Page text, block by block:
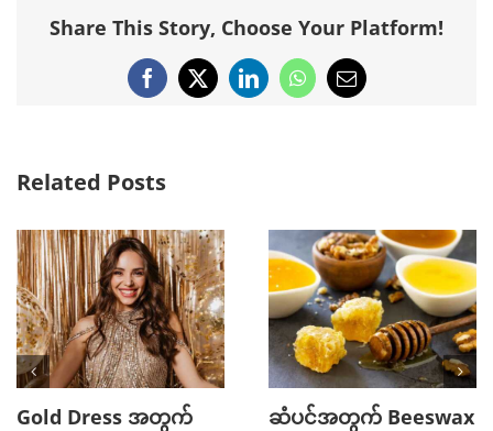
Share This Story, Choose Your Platform!
Facebook
X LinkedInWhatsApp
Email
Related Posts
Gold Dress အတွက်
ဆံပင်အတွက် Beeswax